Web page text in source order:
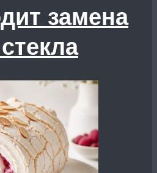
замена